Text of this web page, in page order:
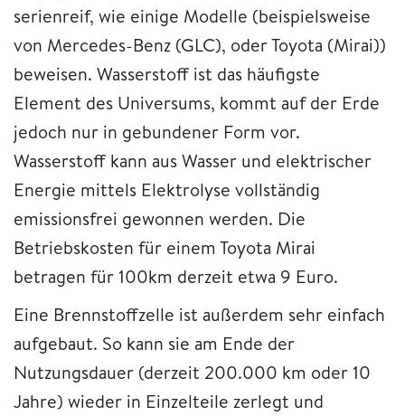
serienreif, wie einige Modelle (beispielsweise
von Mercedes-Benz (GLC), oder Toyota (Mirai))
beweisen. Wasserstoff ist das häufigste
Element des Universums, kommt auf der Erde
jedoch nur in gebundener Form vor.
Wasserstoff kann aus Wasser und elektrischer
Energie mittels Elektrolyse vollständig
emissionsfrei gewonnen werden. Die
Betriebskosten für einem Toyota Mirai
betragen für 100km derzeit etwa 9 Euro.
Eine Brennstoffzelle ist außerdem sehr einfach
aufgebaut. So kann sie am Ende der
Nutzungsdauer (derzeit 200.000 km oder 10
Jahre) wieder in Einzelteile zerlegt und